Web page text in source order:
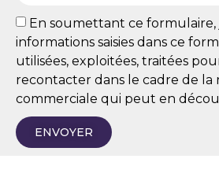
En soumettant ce
informations saisies dans ce
utilisées, exploitées, traitées
recontacter dans le cadre de la
commerciale qui peut en
ENVOYER